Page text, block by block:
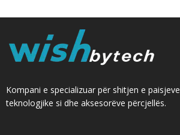
Kompani e specializuar për shitjen e paisjeve
teknologjike si dhe aksesorëve përcjellës.